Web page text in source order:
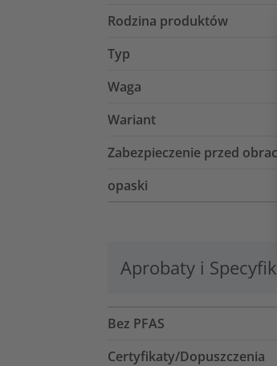
Rodzina produktów
Typ
Waga
Wariant
Zabezpieczenie przed
opaski
Aprobaty i
Bez PFAS
Certyfikaty/Dopuszczenia